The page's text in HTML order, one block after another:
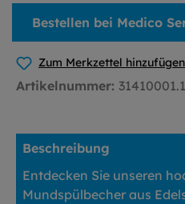
Bestellen bei Medico
Zum Merkzettel hinzufügen
Artikelnummer: 31410001.1
Beschreibung
Entdecken Sie unseren
Mundspülbecher aus